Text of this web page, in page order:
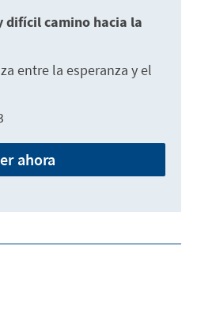
difícil camino hacia la
entre la esperanza y el
ahora